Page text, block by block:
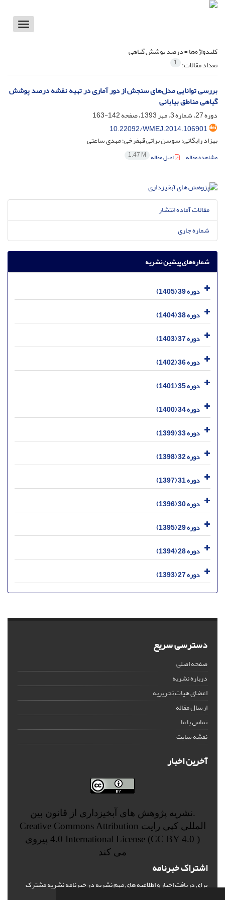
Toggle
کلیدواژه‌ها =درصد پوشش گیاهی
تعداد مقالات: 1
بررسی توانایی مدل‌های سنجش از دور آماری در تهیه نقشه درصد پوشش
گیاهی مناطق بیابانی
دوره 27، شماره 3، مهر 1393، صفحه
142-163
10.22092/WMEJ.2014.106901
بهزاد رایگانی؛ سوسن براتی قهفرخی؛ مهدی ساعتی
مشاهده مقاله اصل مقاله 1.47 M
مقالات آماده انتشار
شماره جاری
شماره‌های پیشین نشریه
دوره 39 (1405)
دوره 38 (1404)
دوره 37 (1403)
دوره 36 (1402)
دوره 35 (1401)
دوره 34 (1400)
دوره 33 (1399)
دوره 32 (1398)
دوره 31 (1397)
دوره 30 (1396)
دوره 29 (1395)
دوره 28 (1394)
دوره 27 (1393)
دسترسی سریع
صفحه اصلی
درباره نشریه
اعضای هیات تحریریه
ارسال مقاله
تماس با ما
نقشه سایت
آخرین اخبار
.نشریه پژوهش های آبخیزداری از قانون بین
المللی کپی رایت Creative Commons Attribution
4.0 International License (CC BY 4.0 ) پیروی
می کند
اشتراک خبرنامه
برای دریافت اخبار و اطلاعیه های مهم نشریه در خبرنامه نشریه مشترک